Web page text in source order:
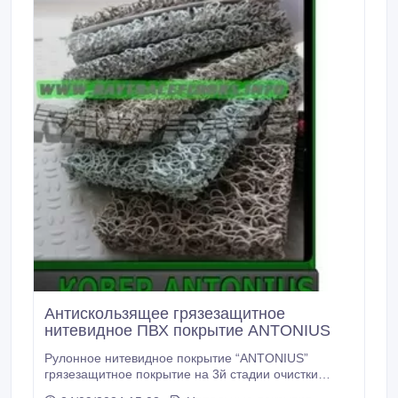
Антискользящее грязезащитное
нитевидное ПВХ покрытие ANTONIUS
Рулонное нитевидное покрытие “ANTONIUS”
грязезащитное покрытие на 3й стадии очистки